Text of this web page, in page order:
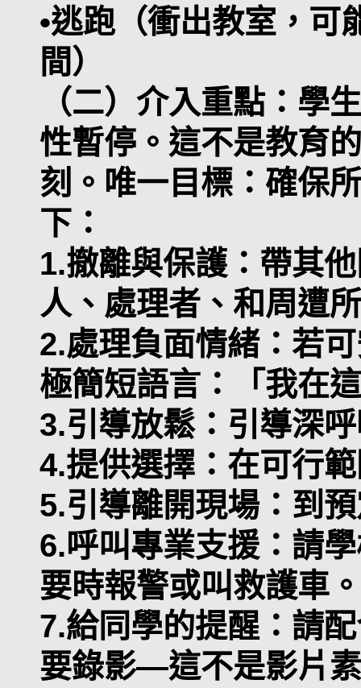
•逃跑（衝出教室，可
間）
（二）介入重點：學
性暫停。這不是教育
刻。唯一目標：確保
下：
1.撤離與保護：帶其
人、處理者、和周遭
2.處理負面情緒：若
極簡短語言：「我在
3.引導放鬆：引導深
4.提供選擇：在可行
5.引導離開現場：到
6.呼叫專業支援：請
要時報警或叫救護車。
7.給同學的提醒：請
要錄影—這不是影片